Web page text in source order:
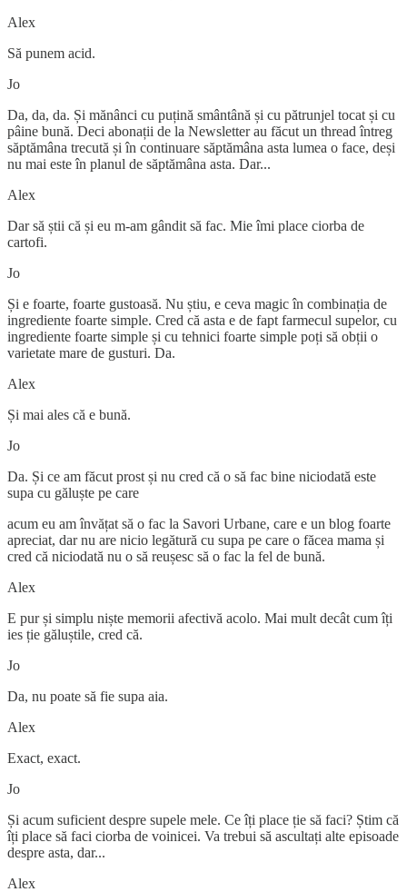
Alex
Să punem acid.
Jo
Da, da, da. Și mănânci cu puțină smântână și cu pătrunjel tocat și cu
pâine bună. Deci abonații de la Newsletter au făcut un thread întreg
săptămâna trecută și în continuare săptămâna asta lumea o face, deși
nu mai este în planul de săptămâna asta. Dar...
Alex
Dar să știi că și eu m-am gândit să fac. Mie îmi place ciorba de
cartofi.
Jo
Și e foarte, foarte gustoasă. Nu știu, e ceva magic în combinația de
ingrediente foarte simple. Cred că asta e de fapt farmecul supelor, cu
ingrediente foarte simple și cu tehnici foarte simple poți să obții o
varietate mare de gusturi. Da.
Alex
Și mai ales că e bună.
Jo
Da. Și ce am făcut prost și nu cred că o să fac bine niciodată este
supa cu găluște pe care
acum eu am învățat să o fac la Savori Urbane, care e un blog foarte
apreciat, dar nu are nicio legătură cu supa pe care o făcea mama și
cred că niciodată nu o să reușesc să o fac la fel de bună.
Alex
E pur și simplu niște memorii afectivă acolo. Mai mult decât cum îți
ies ție găluștile, cred că.
Jo
Da, nu poate să fie supa aia.
Alex
Exact, exact.
Jo
Și acum suficient despre supele mele. Ce îți place ție să faci? Știm că
îți place să faci ciorba de voinicei. Va trebui să ascultați alte episoade
despre asta, dar...
Alex